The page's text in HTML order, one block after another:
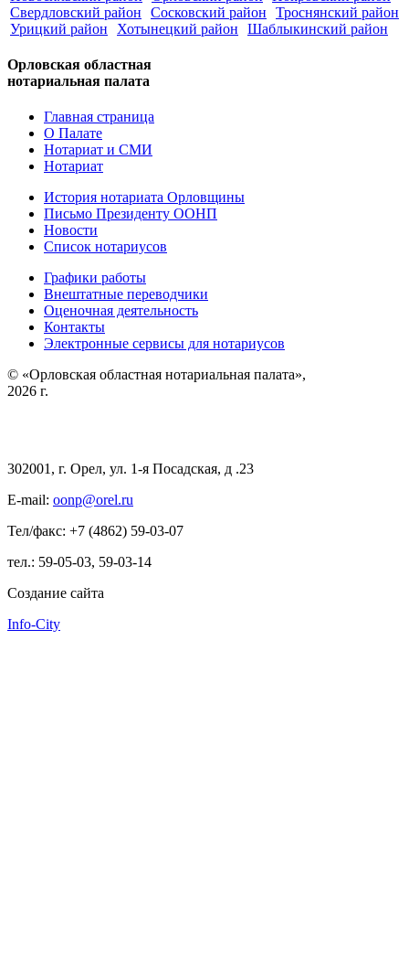
Свердловский район
Сосковский район
Троснянский район
Урицкий район
Хотынецкий район Шаблыкинский район
Орловская областная
нотариальная палата
Главная страница
О Палате
Нотариат и СМИ
Нотариат
История нотариата Орловщины
Письмо Президенту ООНП
Новости
Список нотариусов
Графики работы
Внештатные переводчики
Оценочная деятельность
Контакты
Электронные сервисы для нотариусов
© «Орловская областная нотариальная палата»,
2026 г.
302001, г. Орел, ул. 1-я Посадская, д .23
E-mail: oonp@orel.ru
Тел/факс: +7 (4862) 59-03-07
тел.: 59-05-03, 59-03-14
Создание сайта
Info-City